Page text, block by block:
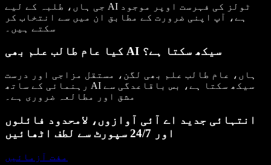
جی ہاں، طلبہ کے لیے AI ٹولز کی فہرست اوپر موجود
ہے، آپ اپنی ضرورت کے مطابق ان میں سے انتخاب کر
سکتے ہیں۔
کیا عام طالب علم بھی AI سیکھ سکتا ہے؟
ہاں، عام طالب علم بھی لگن، مستقل مزاجی اور درست
رہنمائی کے ساتھ AI سیکھ سکتا ہے، بس باقاعدگی سے
مشق اور مطالعہ ضروری ہے۔
انتہائی جدید اے آئی آوازوں، لامحدود فائلوں
اور 24/7 سپورٹ سے لطف اٹھائیں
مفت آزمائیں